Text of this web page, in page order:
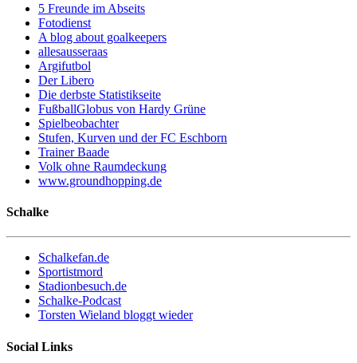
5 Freunde im Abseits
Fotodienst
A blog about goalkeepers
allesausseraas
Argifutbol
Der Libero
Die derbste Statistikseite
FußballGlobus von Hardy Grüne
Spielbeobachter
Stufen, Kurven und der FC Eschborn
Trainer Baade
Volk ohne Raumdeckung
www.groundhopping.de
Schalke
Schalkefan.de
Sportistmord
Stadionbesuch.de
Schalke-Podcast
Torsten Wieland bloggt wieder
Social Links